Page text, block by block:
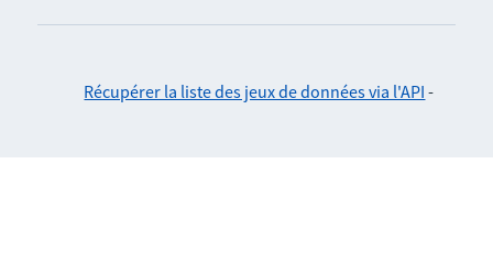
Récupérer la liste des jeux de données via l'API -